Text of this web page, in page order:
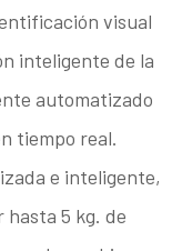
visual
inteligente de la
automatizado
tiempo real.
e inteligente,
5 kg. de